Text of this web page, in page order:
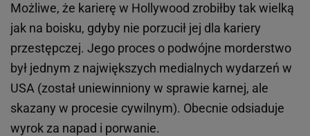
Możliwe, że karierę w Hollywood zrobiłby tak wielką
jak na boisku, gdyby nie porzucił jej dla kariery
przestępczej. Jego proces o podwójne morderstwo
był jednym z największych medialnych wydarzeń w
USA (został uniewinniony w sprawie karnej, ale
skazany w procesie cywilnym). Obecnie odsiaduje
wyrok za napad i porwanie.